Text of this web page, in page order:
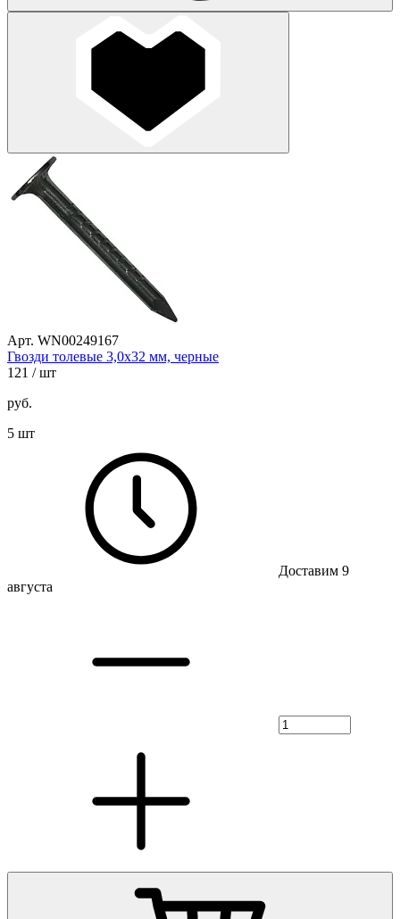
Арт. WN00249167
Гвозди толевые 3,0х32 мм, черные
121 / шт
руб.
5 шт
Доставим 9
августа